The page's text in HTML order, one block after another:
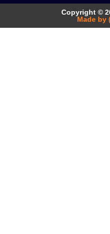
Copyright © 2025
Made by